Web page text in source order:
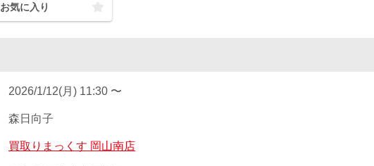
お気に入り
2026/1/12(月) 11:30 〜
森日向子
買取りまっくす 岡山南店